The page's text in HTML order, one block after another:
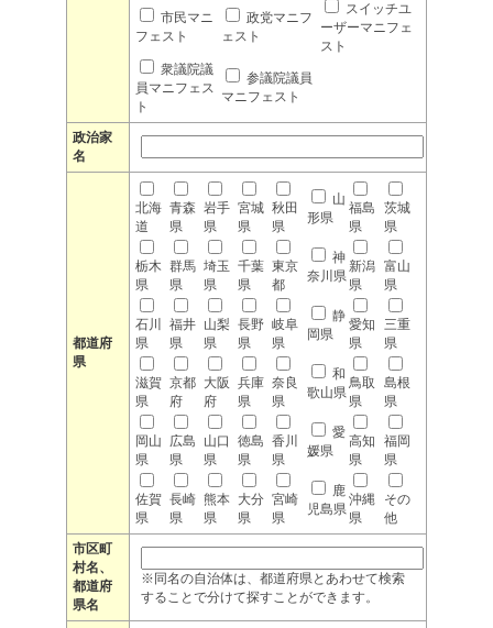
市民マニ
フェスト
政党マニフ
ェスト
スイッチユ
ーザーマニフェ
スト
衆議院議
員マニフェス
ト
参議院議員
マニフェスト
政治家
名
都道府
県
北海
道
青森
県
岩手
県
宮城
県
秋田
県
山
形県
福島
県
茨城
県
栃木
県
群馬
県
埼玉
県
千葉
県
東京
都
神
奈川県
新潟
県
富山
県
石川
県
福井
県
山梨
県
長野
県
岐阜
県
静
岡県
愛知
県
三重
県
滋賀
県
京都
府
大阪
府
兵庫
県
奈良
県
和
歌山県
鳥取
県
島根
県
岡山
県
広島
県
山口
県
徳島
県
香川
県
愛
媛県
高知
県
福岡
県
佐賀
県
長崎
県
熊本
県
大分
県
宮崎
県
鹿
児島県
沖縄
県
その
他
市区町
村名、
都道府
県名
※同名の自治体は、都道府県とあわせて検索
することで分けて探すことができます。